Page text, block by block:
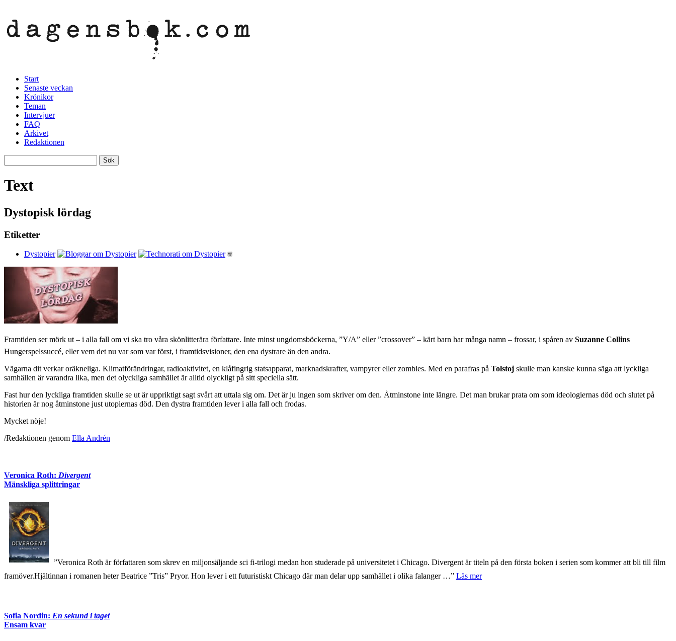
Start
Senaste veckan
Krönikor
Teman
Intervjuer
FAQ
Arkivet
Redaktionen
Text
Dystopisk lördag
Etiketter
Dystopier
Framtiden ser mörk ut – i alla fall om vi ska tro våra skönlitterära författare. Inte minst ungdomsböckerna, ”Y/A” eller ”crossover” – kärt barn har många namn – frossar, i spåren av Suzanne Collins
Hungerspelssuccé, eller vem det nu var som var först, i framtidsvisioner, den ena dystrare än den andra.
Vägarna dit verkar oräkneliga. Klimatförändringar, radioaktivitet, en klåfingrig statsapparat, marknadskrafter, vampyrer eller zombies. Med en parafras på Tolstoj skulle man kanske kunna säga att lyckliga
samhällen är varandra lika, men det olyckliga samhället är alltid olyckligt på sitt speciella sätt.
Fast hur den lyckliga framtiden skulle se ut är uppriktigt sagt svårt att uttala sig om. Det är ju ingen som skriver om den. Åtminstone inte längre. Det man brukar prata om som ideologiernas död och slutet på
historien är nog åtminstone just utopiernas död. Den dystra framtiden lever i alla fall och frodas.
Mycket nöje!
/Redaktionen genom Ella Andrén
Veronica Roth: Divergent
Mänskliga splittringar
”Veronica Roth är författaren som skrev en miljonsäljande sci fi-trilogi medan hon studerade på universitetet i Chicago. Divergent är titeln på den första boken i serien som kommer att bli till film
framöver.Hjältinnan i romanen heter Beatrice ”Tris” Pryor. Hon lever i ett futuristiskt Chicago där man delar upp samhället i olika falanger …” Läs mer
Sofia Nordin: En sekund i taget
Ensam kvar